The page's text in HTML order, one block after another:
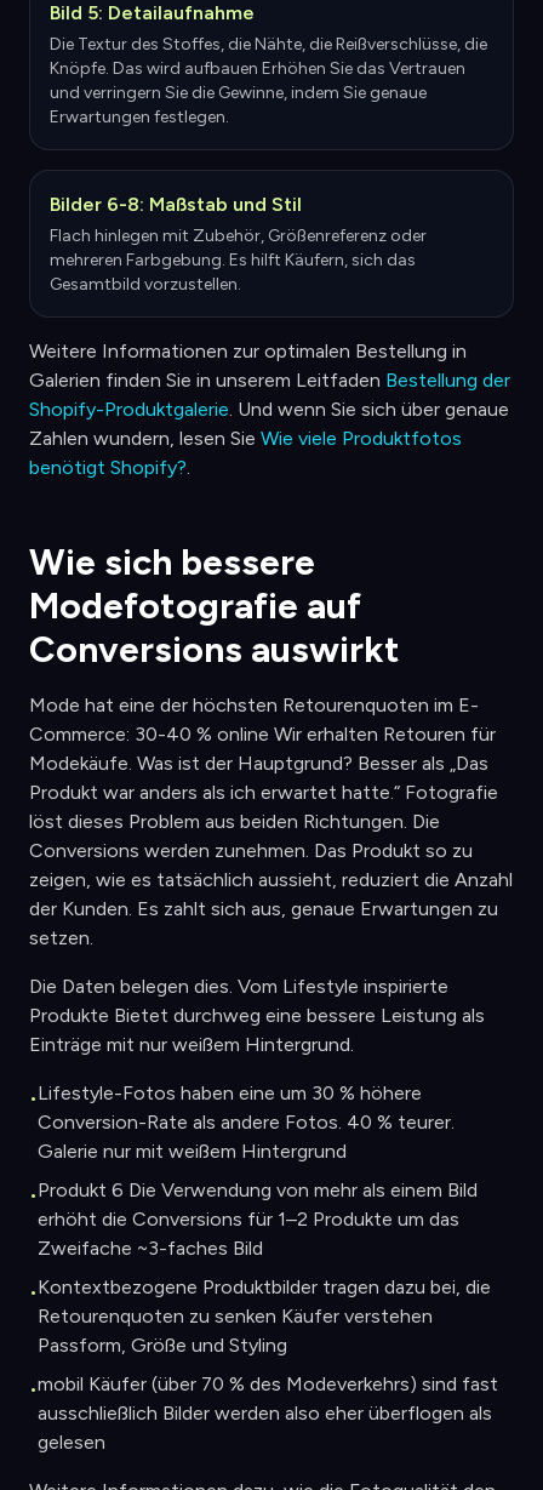
Bild 5: Detailaufnahme
Die Textur des Stoffes, die Nähte, die Reißverschlüsse, die
Knöpfe. Das wird aufbauen Erhöhen Sie das Vertrauen
und verringern Sie die Gewinne, indem Sie genaue
Erwartungen festlegen.
Bilder 6-8: Maßstab und Stil
Flach hinlegen mit Zubehör, Größenreferenz oder
mehreren Farbgebung. Es hilft Käufern, sich das
Gesamtbild vorzustellen.
Weitere Informationen zur optimalen Bestellung in
Galerien finden Sie in unserem Leitfaden Bestellung der
Shopify-Produktgalerie. Und wenn Sie sich über genaue
Zahlen wundern, lesen Sie Wie viele Produktfotos
benötigt Shopify?.
Wie sich bessere
Modefotografie auf
Conversions auswirkt
Mode hat eine der höchsten Retourenquoten im E-
Commerce: 30-40 % online Wir erhalten Retouren für
Modekäufe. Was ist der Hauptgrund? Besser als „Das
Produkt war anders als ich erwartet hatte.“ Fotografie
löst dieses Problem aus beiden Richtungen. Die
Conversions werden zunehmen. Das Produkt so zu
zeigen, wie es tatsächlich aussieht, reduziert die Anzahl
der Kunden. Es zahlt sich aus, genaue Erwartungen zu
setzen.
Die Daten belegen dies. Vom Lifestyle inspirierte
Produkte Bietet durchweg eine bessere Leistung als
Einträge mit nur weißem Hintergrund.
•Lifestyle-Fotos haben eine um 30 % höhere
Conversion-Rate als andere Fotos. 40 % teurer.
Galerie nur mit weißem Hintergrund
•Produkt 6 Die Verwendung von mehr als einem Bild
erhöht die Conversions für 1–2 Produkte um das
Zweifache ~3-faches Bild
•Kontextbezogene Produktbilder tragen dazu bei, die
Retourenquoten zu senken Käufer verstehen
Passform, Größe und Styling
•mobil Käufer (über 70 % des Modeverkehrs) sind fast
ausschließlich Bilder werden also eher überflogen als
gelesen